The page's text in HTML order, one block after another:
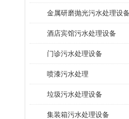
金属研磨抛光污水处理设备
酒店宾馆污水处理设备
门诊污水处理设备
喷漆污水处理
垃圾污水处理设备
集装箱污水处理设备